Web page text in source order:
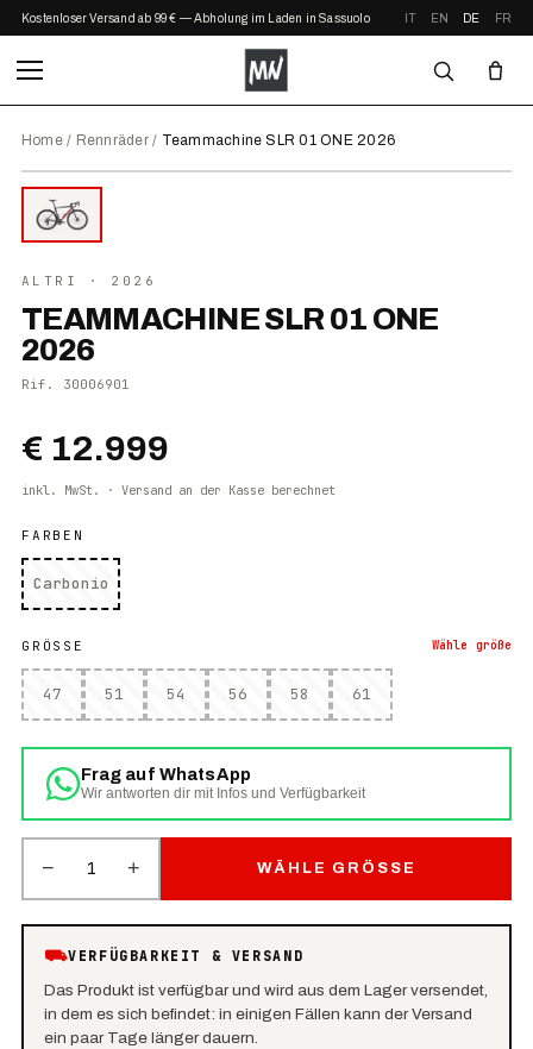
Kostenloser Versand ab 99 € — Abholung im Laden in Sassuolo IT EN DE FR
Home/ Rennräder/ Teammachine SLR 01 ONE 2026
2026
ALTRI · 2026
TEAMMACHINE SLR 01 ONE
2026
Rif. 30006901
€ 12.999
inkl. MwSt. · Versand an der Kasse berechnet
FARBEN
Carbonio
GRÖSSE Wähle größe
47 51 54 56 58 61
Frag auf WhatsApp
Wir antworten dir mit Infos und Verfügbarkeit
− 1 + WÄHLE GRÖSSE
⛟VERFÜGBARKEIT & VERSAND
Das Produkt ist verfügbar und wird aus dem Lager versendet,
in dem es sich befindet: in einigen Fällen kann der Versand
ein paar Tage länger dauern.